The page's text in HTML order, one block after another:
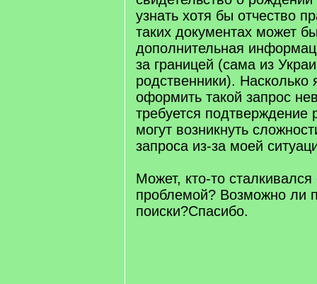
узнать хотя бы отчество
таких документах может
дополнительная
за границей (сама из
родственники).
оформить такой запрос
требуется подтверждение
могут возникнуть
запроса из-за моей
Может, кто-то
проблемой? Возможно ли
поиски?Спасибо.